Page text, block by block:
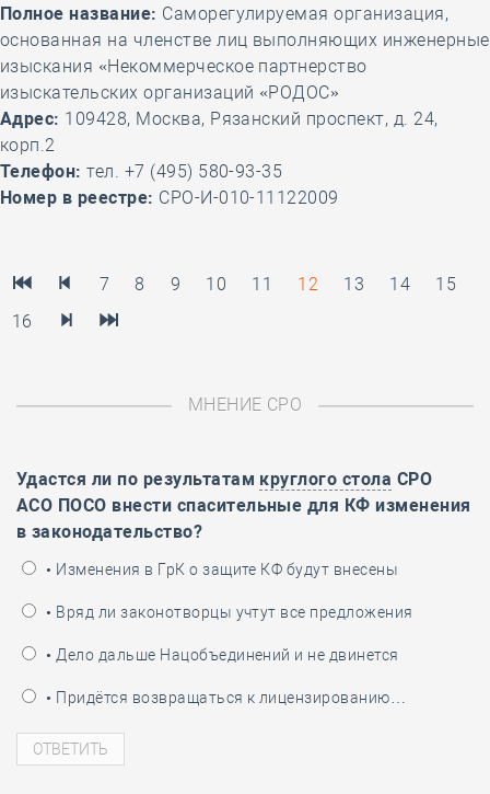
Полное название: Саморегулируемая организация,
основанная на членстве лиц выполняющих инженерные
изыскания «Некоммерческое партнерство
изыскательских организаций «РОДОС»
Адрес: 109428, Москва, Рязанский проспект, д. 24,
корп.2
Телефон: тел. +7 (495) 580-93-35
Номер в реестре: СРО-И-010-11122009
7 8 9 10 11 12 13 14
15
16
МНЕНИЕ СРО
Удастся ли по результатам круглого стола СРО
АСО ПОСО внести спасительные для КФ изменения
в законодательство?
• Изменения в ГрК о защите КФ будут внесены
• Вряд ли законотворцы учтут все предложения
• Дело дальше Нацобъединений и не двинется
• Придётся возвращаться к лицензированию…